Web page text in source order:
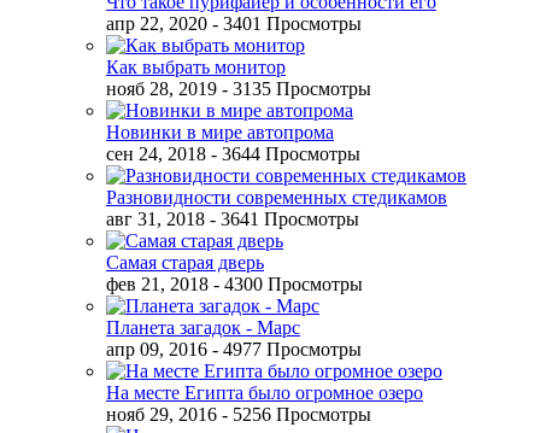
апр 22, 2020 - 3401 Просмотры
Как выбрать монитор
нояб 28, 2019 - 3135 Просмотры
Новинки в мире автопрома
сен 24, 2018 - 3644 Просмотры
Разновидности современных стедикамов
авг 31, 2018 - 3641 Просмотры
Самая старая дверь
фев 21, 2018 - 4300 Просмотры
Планета загадок - Марс
апр 09, 2016 - 4977 Просмотры
На месте Египта было огромное озеро
нояб 29, 2016 - 5256 Просмотры